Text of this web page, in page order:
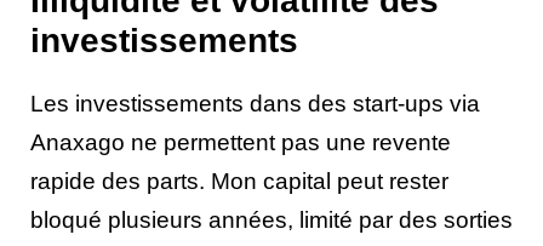
investissements
Les investissements dans des start-ups via
Anaxago ne permettent pas une revente
rapide des parts. Mon capital peut rester
bloqué plusieurs années, limité par des sorties